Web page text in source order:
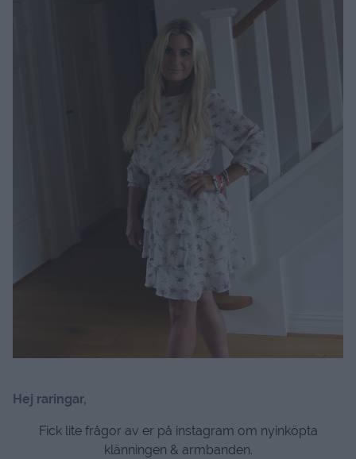
Hej raringar,
Fick lite frågor av er på instagram om nyinköpta
klänningen & armbanden.